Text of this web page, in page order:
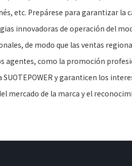
etc. Prepárese para garantizar la
innovadoras de operación del
de modo que las ventas
agentes, como la promoción
y garanticen los
mercado de la marca y el